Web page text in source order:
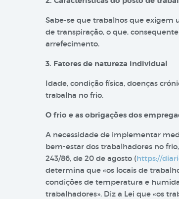
Sabe-se que trabalhos que
de transpiração, o que,
arrefecimento.
3. Fatores de natureza individual
Idade, condição física, doenças
trabalha no frio.
O frio e as obrigações dos
A necessidade de implementar
bem-estar dos trabalhadores no
243/86, de 20 de agosto (https://
determina que «os locais de
condições de temperatura e
trabalhadores». Diz a Lei que «os